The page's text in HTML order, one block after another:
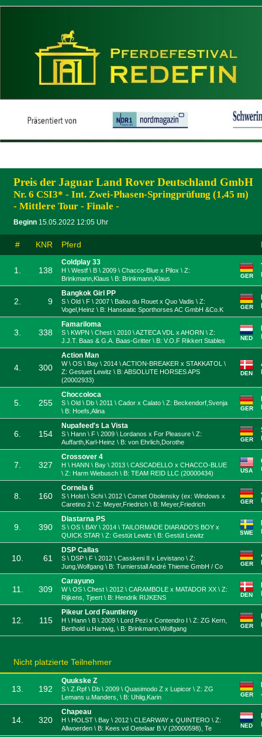
Preis der Jaguar Land Rover Deutschland GmbH
Nr. 6 CSI3* - Int. Zwei-Phasen-Springprüfung (1,45 m)
- Mittlere Tour - Finale -
Beginn 15.05.2022 12:05 Uhr
# KNR Pferd
1. 138
Coldplay 33
H \ Westf \ B \ 2009 \ Chacco-Blue x Pilox \ Z:
Brinkmann,Klaus \ B: Brinkmann,Klaus
GER
2. 9
Bangkok Girl PP
S \ Old \ F \ 2007 \ Balou du Rouet x Quo Vadis \ Z:
Vogel,Heinz \ B: Hanseatic Sporthorses AC GmbH &Co.K
GER
3. 338
Famariloma
S \ KWPN \ Chest \ 2010 \ AZTECA VDL x AHORN \ Z:
J.J.T. Baas & G.A. Baas-Gritter \ B: V.O.F Rikkert Stables
NED
4. 300
Action Man
W \ OS \ Bay \ 2014 \ ACTION-BREAKER x STAKKATOL \
Z: Gestuet Lewitz \ B: ABSOLUTE HORSES APS
(20002933)
DEN
5. 255
Choccoloca
S \ Old \ Db \ 2011 \ Cador x Calato \ Z: Beckendorf,Svenja
\ B: Hoefs,Alina
GER
6. 154
Nupafeed's La Vista
S \ Hann \ F \ 2009 \ Lordanos x For Pleasure \ Z:
Auffarth,Karl-Heinz \ B: von Ehrlich,Dorothe
GER
7. 327
Crossover 4
H \ HANN \ Bay \ 2013 \ CASCADELLO x CHACCO-BLUE
\ Z: Harm Wiebusch \ B: TEAM REID LLC (20000434)
USA
8. 160
Cornela 6
S \ Holst \ Schi \ 2012 \ Cornet Obolensky (ex: Windows x
Caretino 2 \ Z: Meyer,Friedrich \ B: Meyer,Friedrich
GER
9. 390
Diastarna PS
S \ OS \ BAY \ 2014 \ TAILORMADE DIARADO'S BOY x
QUICK STAR \ Z: Gestüt Lewitz \ B: Gestüt Lewitz
SWE
10. 61
DSP Callas
S \ DSP \ F \ 2012 \ Casskeni II x Levistano \ Z:
Jung,Wolfgang \ B: Turnierstall André Thieme GmbH / Co
GER
11. 309
Carayuno
W \ OS \ Chest \ 2012 \ CARAMBOLE x MATADOR XX \ Z:
Rijkens, Tjeert \ B: Hendrik RIJKENS
DEN
12. 115
Pikeur Lord Fauntleroy
H \ Hann \ B \ 2009 \ Lord Pezi x Contendro I \ Z: ZG Kern,
Berthold u.Hartwig, \ B: Brinkmann,Wolfgang
GER
Nicht platzierte Teilnehmer
13. 192
Quukske Z
S \ Z.Rpf \ Db \ 2009 \ Quasimodo Z x Lupicor \ Z: ZG
Lemans u.Manders, \ B: Uhlig,Karin
GER
14. 320
Chapeau
H \ HOLST \ Bay \ 2012 \ CLEARWAY x QUINTERO \ Z:
Allwoerden \ B: Kees vd Oetelaar B.V (20000598), Te
NED